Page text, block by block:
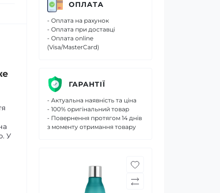
У
ОПЛАТА
- Оплата на рахунок
- Оплата при доставці
- Оплата online
(Visa/MasterCard)
ГАРАНТІЇ
- Актуальна наявність та ціна
- 100% оригінальний товар
- Повернення протягом 14 днів
з моменту отримання товару